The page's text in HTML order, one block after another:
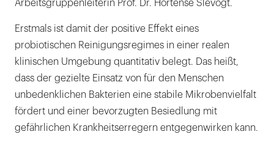
Arbeitsgruppenleiterin Prof. Dr. Hortense Slevogt.
Erstmals ist damit der positive Effekt eines
probiotischen Reinigungsregimes in einer realen
klinischen Umgebung quantitativ belegt. Das heißt,
dass der gezielte Einsatz von für den Menschen
unbedenklichen Bakterien eine stabile Mikrobenvielfalt
fördert und einer bevorzugten Besiedlung mit
gefährlichen Krankheitserregern entgegenwirken kann.